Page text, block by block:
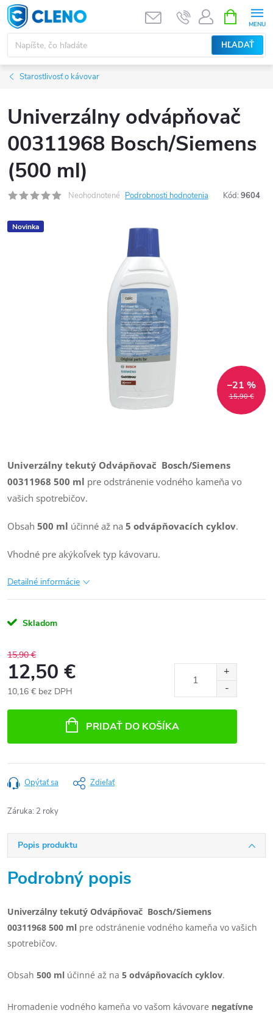
Prejsť
na
obsah
HĽADAŤ
KOŠÍK
Starostlivosť o kávovar
Univerzálny odvápňovač
00311968 Bosch/Siemens
(500 ml)
Neohodnotené Podrobnosti hodnotenia Kód: 9604
Novinka
15,90 €
–21 %
Univerzálny tekutý Odvápňovač Bosch/Siemens
00311968 500 ml pre odstránenie vodného kameňa vo
vašich spotrebičov.
Obsah 500 ml účinné až na 5 odvápňovacích cyklov.
Vhodné pre akýkoľvek typ kávovaru.
Detailné informácie
Skladom
15,90 €
12,50 €
10,16 € bez DPH
PRIDAŤ DO KOŠÍKA
Opýtať sa Zdieľať
Záruka: 2 roky
Popis produktu
Podrobný popis
Univerzálny tekutý Odvápňovač Bosch/Siemens
00311968 500 ml pre odstránenie vodného kameňa vo vašich
spotrebičov.
Obsah 500 ml účinné až na 5 odvápňovacích cyklov.
Hromadenie vodného kameňa vo vašom kávovare negatívne